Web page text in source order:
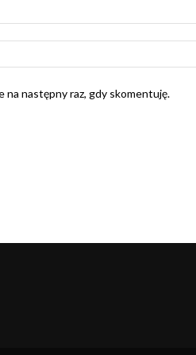
następny raz, gdy skomentuję.